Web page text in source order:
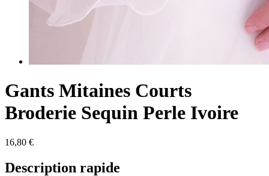
Gants Mitaines Courts
Broderie Sequin Perle Ivoire
16,80 €
Description rapide